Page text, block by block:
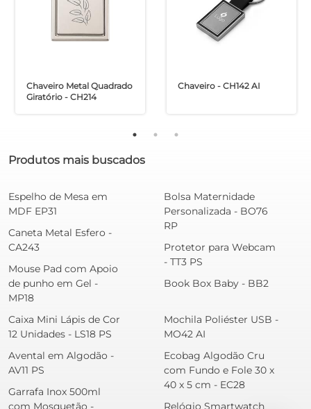
Chaveiro Metal Quadrado
Giratório - CH214
Chaveiro - CH142 AI
Produtos mais buscados
Espelho de Mesa em
MDF EP31
Caneta Metal Esfero -
CA243
Mouse Pad com Apoio
de punho em Gel -
MP18
Bolsa Maternidade
Personalizada - BO76
RP
Protetor para Webcam
- TT3 PS
Book Box Baby - BB2
Caixa Mini Lápis de Cor
12 Unidades - LS18 PS
Avental em Algodão -
AV11 PS
Garrafa Inox 500ml
com Mosquetão -
Mochila Poliéster USB -
MO42 AI
Ecobag Algodão Cru
com Fundo e Fole 30 x
40 x 5 cm - EC28
Relógio Smartwatch